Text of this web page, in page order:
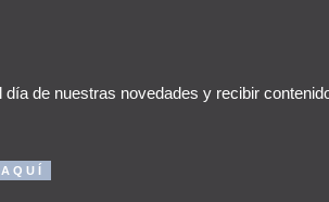
día de nuestras novedades y recibir